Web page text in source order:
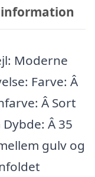
Moderne
Farve: Â
Â Sort
Â 35
gulv og